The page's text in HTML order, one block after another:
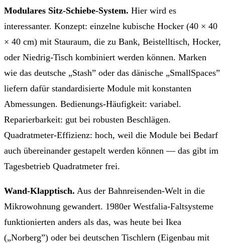
Modulares Sitz-Schiebe-System. Hier wird es
interessanter. Konzept: einzelne kubische Hocker (40 × 40
× 40 cm) mit Stauraum, die zu Bank, Beistelltisch, Hocker,
oder Niedrig-Tisch kombiniert werden können. Marken
wie das deutsche „Stash” oder das dänische „SmallSpaces”
liefern dafür standardisierte Module mit konstanten
Abmessungen. Bedienungs-Häufigkeit: variabel.
Reparierbarkeit: gut bei robusten Beschlägen.
Quadratmeter-Effizienz: hoch, weil die Module bei Bedarf
auch übereinander gestapelt werden können — das gibt im
Tagesbetrieb Quadratmeter frei.
Wand-Klapptisch. Aus der Bahnreisenden-Welt in die
Mikrowohnung gewandert. 1980er Westfalia-Faltsysteme
funktionierten anders als das, was heute bei Ikea
(„Norberg”) oder bei deutschen Tischlern (Eigenbau mit